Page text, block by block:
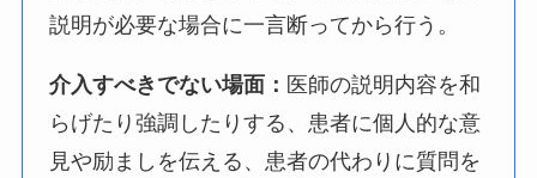
説明が必要な場合に一言断ってから行う。
介入すべきでない場面： 医師の説明内容を和
らげたり強調したりする、患者に個人的な意
見や励ましを伝える、患者の代わりに質問を